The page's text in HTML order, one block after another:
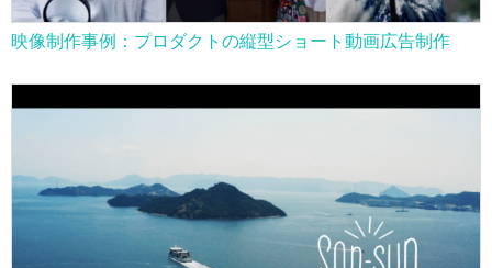
映像制作事例：プロダクトの縦型ショート動画広告制作